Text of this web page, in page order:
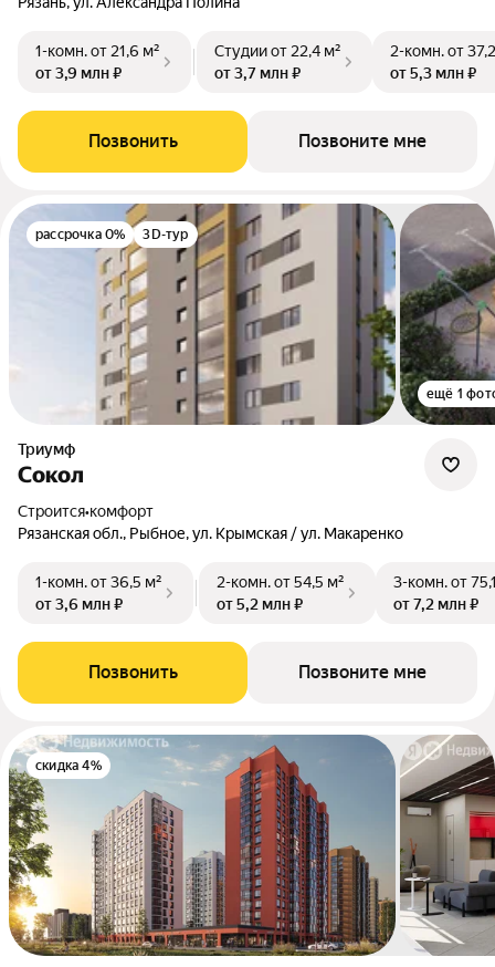
1-комн.от 21,6 м²
от 3,9 млн ₽
Студииот 22,4 м²
от 3,7 млн ₽
2-комн.от
от 5,3 млн ₽
Позвонить Позвоните мне
рассрочка 0% 3D-тур
ещё 1
Триумф
Сокол
Строится•комфорт
Рязанская обл., Рыбное, ул. Крымская / ул. Макаренко
1-комн.от 36,5 м²
от 3,6 млн ₽
2-комн.от 54,5 м²
от 5,2 млн ₽
3-комн.от
от 7,2 млн ₽
Позвонить Позвоните мне
скидка 4%